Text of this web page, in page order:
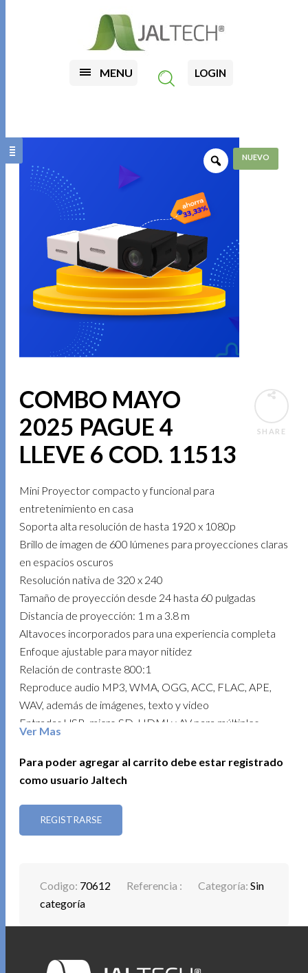
MENU LOGIN
SHARE
COMBO MAYO
2025 PAGUE 4
LLEVE 6 COD. 11513
Mini Proyector compacto y funcional para
entretenimiento en casa
Soporta alta resolución de hasta 1920 x 1080p
Brillo de imagen de 600 lúmenes para proyecciones claras
en espacios oscuros
Resolución nativa de 320 x 240
Tamaño de proyección desde 24 hasta 60 pulgadas
Distancia de proyección: 1 m a 3.8 m
Altavoces incorporados para una experiencia completa
Enfoque ajustable para mayor nitidez
Relación de contraste 800:1
Reproduce audio MP3, WMA, OGG, ACC, FLAC, APE,
WAV, además de imágenes, texto y video
Entradas USB, micro SD, HDMI y AV para múltiples
Incluye control remoto, cable RCA y salida de audio 3.5
mm
Ideal para proyectar películas, presentaciones o
Ver Mas
Para poder agregar al carrito debe estar registrado
como usuario Jaltech
REGISTRARSE
Codigo: 70612 Referencia : Categoría:Sin
categoría